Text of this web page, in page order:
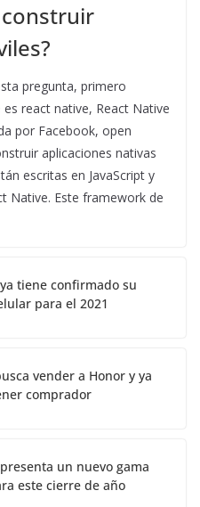
pregunta, primero
react native, React Native
por Facebook, open
aplicaciones nativas
escritas en JavaScript y
Native. Este framework de
tiene confirmado su
para el 2021
vender a Honor y ya
comprador
un nuevo gama
este cierre de año